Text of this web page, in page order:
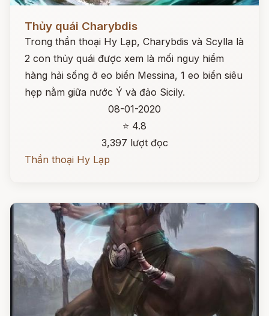
Thủy quái Charybdis
Trong thần thoại Hy Lạp, Charybdis và Scylla là
2 con thủy quái được xem là mối nguy hiểm
hàng hải sống ở eo biển Messina, 1 eo biển siêu
hẹp nằm giữa nước Ý và đảo Sicily.
08-01-2020
⭐ 4.8
3,397 lượt đọc
Thần thoại Hy Lạp